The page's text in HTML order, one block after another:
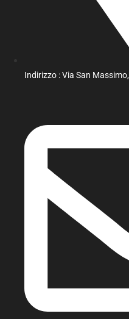
Indirizzo : Via San